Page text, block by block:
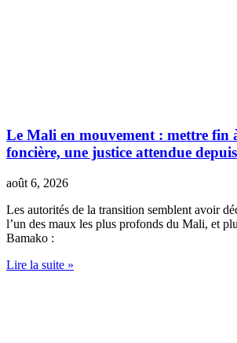
Le Mali en mouvement : mettre fin
foncière, une justice attendue
août 6, 2026
Les autorités de la transition semblent avoir
l’un des maux les plus profonds du Mali, et
Bamako :
Lire la suite »